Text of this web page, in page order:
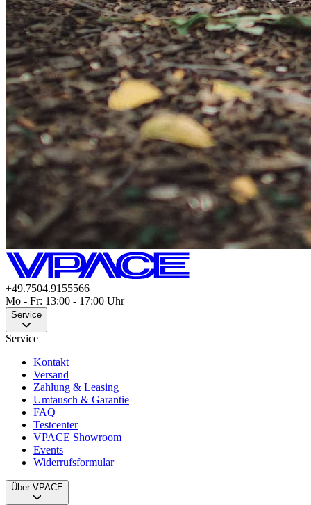
+49.7504.9155566
Mo - Fr: 13:00 - 17:00 Uhr
Service
Service
Kontakt
Versand
Zahlung & Leasing
Umtausch & Garantie
FAQ
Testcenter
VPACE Showroom
Events
Widerrufsformular
Über VPACE